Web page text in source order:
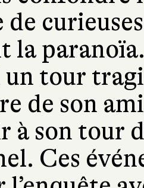
de
la
tour
de son
à son tour
Ces